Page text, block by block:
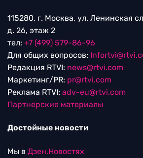
115280, г. Москва, ул. Ленинская
д. 26, этаж 2
тел: +7 (499) 579-86-96
Для общих вопросов:
Редакция RTVI: news@rtvi.com
Маркетинг/PR: pr@rtvi.com
Реклама RTVI: adv-eu@rtvi.com
Партнерские материалы
Достойные новости
Мы в Дзен.Новостях